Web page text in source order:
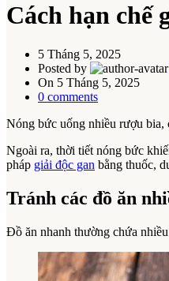
Cách hạn chế
5 Tháng 5, 2025
Posted by
On 5 Tháng 5, 2025
0 comments
Nóng bức uống nhiều rượu bia,
Ngoài ra, thời tiết nóng bức
pháp giải độc gan bằng thuốc,
Tránh các đồ ăn
Đồ ăn nhanh thường chứa